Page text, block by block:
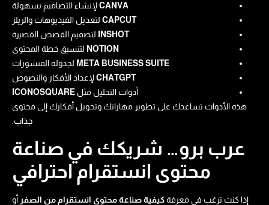
CANVAلإنشاء التصاميم بسهولة
CAPCUT لتعديل الفيديوهات والريلز
INSHOT
لتصميم القصص القصيرة
NOTION لتنسيق خطة المحتوى
META BUSINESS SUITE لجدولة المنشورات
CHATGPTلإعداد الأفكار والنصوص
أدوات التحليل مثل ICONOSQUARE
هذه الأدوات تساعدك على تطوير مهاراتك وتحويل أفكارك إلى محتوى
جذاب.
عرب برو… شريكك في صناعة
محتوى انستقرام احترافي
إذا كنت ترغب في معرفةكيفية صناعة محتوى انستقرام من الصفر أو